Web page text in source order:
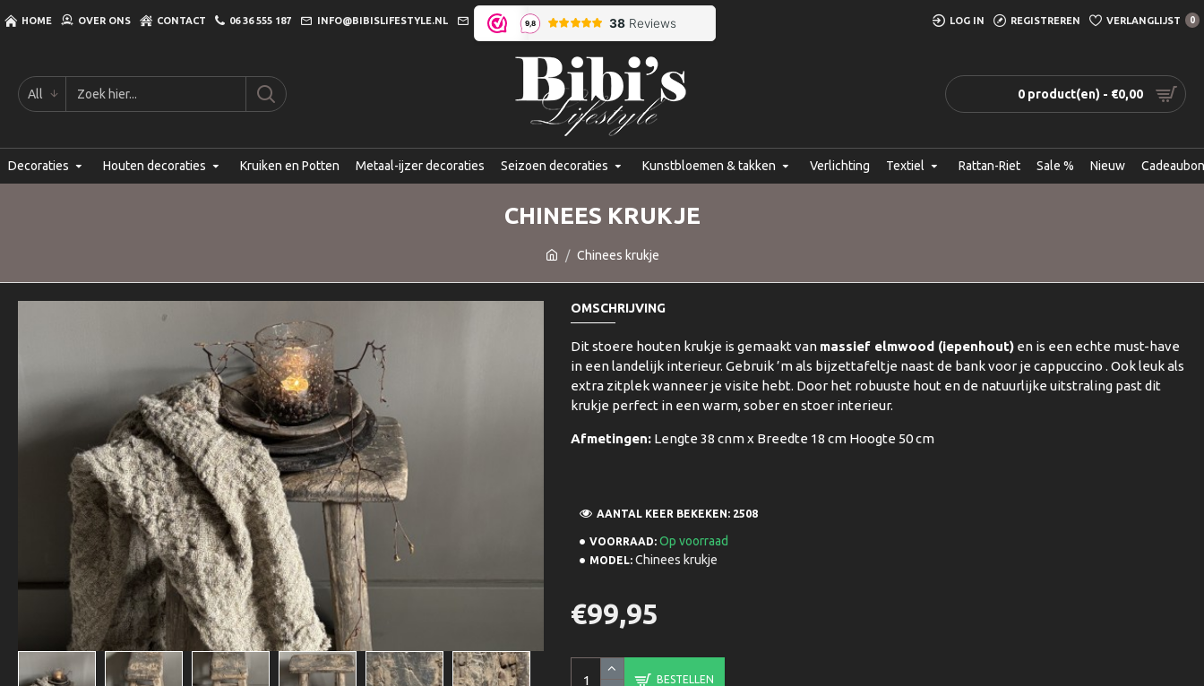
HOME OVER ONS CONTACT 06 36 555 187 INFO@BIBISLIFESTYLE.NL LOG IN REGISTREREN VERLANGLIJST 0
All 0 product(en) - €0,00
Decoraties Houten decoraties Kruiken en Potten Metaal-ijzer decoraties Seizoen decoraties Kunstbloemen & takken Verlichting Textiel Rattan-Riet Sale % Nieuw Cadeaubon
Chinees krukje
CHINEES KRUKJE
OMSCHRIJVING
Dit stoere houten krukje is gemaakt van massief elmwood (iepenhout)en is een echte must-have
in een landelijk interieur. Gebruik ’m als bijzettafeltje naast de bank voor je cappuccino . Ook leuk als
extra zitplek wanneer je visite hebt. Door het robuuste hout en de natuurlijke uitstraling past dit
krukje perfect in een warm, sober en stoer interieur.
Afmetingen:Lengte 38 cnm x Breedte 18 cm Hoogte 50 cm
VOORRAAD: Op voorraad
MODEL: Chinees krukje
AANTAL KEER BEKEKEN: 2508
€99,95
BESTELLEN